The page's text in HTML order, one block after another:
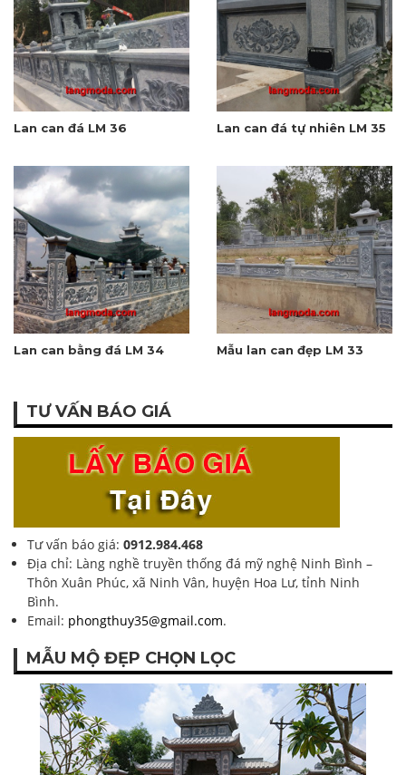
Lan can đá LM 36 Lan can đá tự nhiên LM 35
Lan can bằng đá LM 34 Mẫu lan can đẹp LM 33
TƯ VẤN BÁO GIÁ
Tư vấn báo giá: 0912.984.468
Địa chỉ: Làng nghề truyền thống đá mỹ nghệ Ninh Bình –
Thôn Xuân Phúc, xã Ninh Vân, huyện Hoa Lư, tỉnh Ninh
Bình.
Email: phongthuy35@gmail.com.
MẪU MỘ ĐẸP CHỌN LỌC